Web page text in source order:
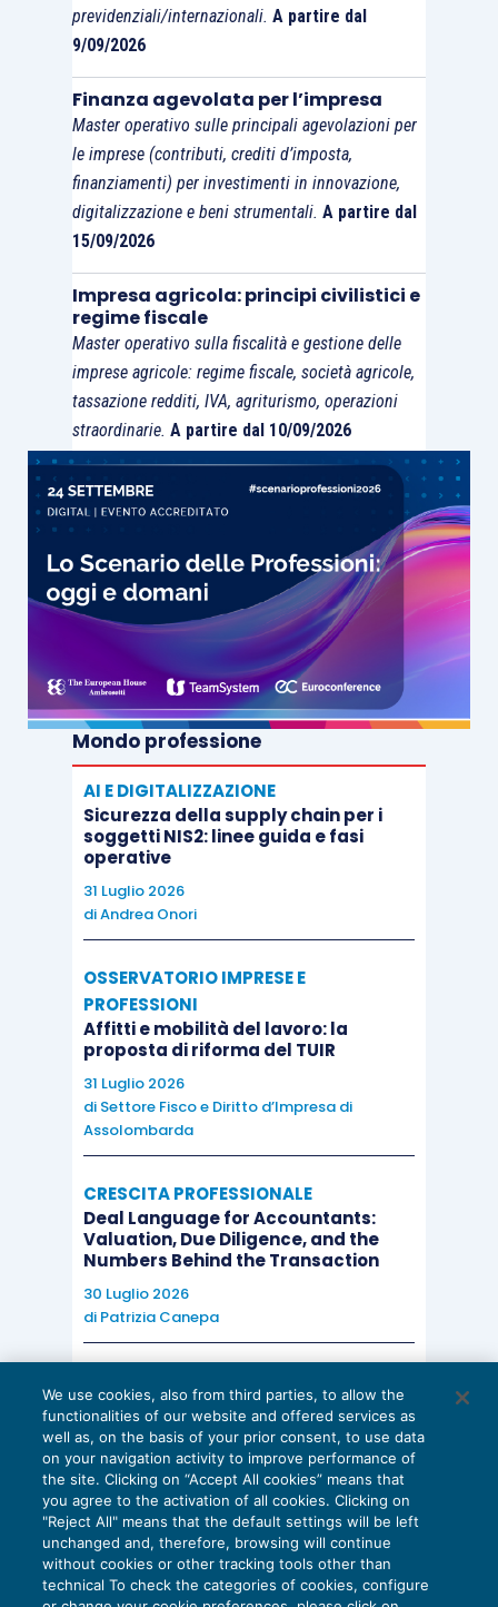
previdenziali/internazionali. A partire dal
9/09/2026
Finanza agevolata per l’impresa
Master operativo sulle principali agevolazioni per
le imprese (contributi, crediti d’imposta,
finanziamenti) per investimenti in innovazione,
digitalizzazione e beni strumentali. A partire dal
15/09/2026
Impresa agricola: principi civilistici e
regime fiscale
Master operativo sulla fiscalità e gestione delle
imprese agricole: regime fiscale, società agricole,
tassazione redditi, IVA, agriturismo, operazioni
straordinarie. A partire dal 10/09/2026
Mondo professione
AI E DIGITALIZZAZIONE
Sicurezza della supply chain per i
soggetti NIS2: linee guida e fasi
operative
31 Luglio 2026
diAndrea Onori
OSSERVATORIO IMPRESE E
PROFESSIONI
Affitti e mobilità del lavoro: la
proposta di riforma del TUIR
31 Luglio 2026
di Settore Fisco e Diritto d’Impresa di
Assolombarda
CRESCITA PROFESSIONALE
Deal Language for Accountants:
Valuation, Due Diligence, and the
Numbers Behind the Transaction
30 Luglio 2026
di Patrizia Canepa
EU AI Act e studi professionali: le
scadenze concrete
27 Luglio 2026
di Diego BarberieStefano Dovier
We use cookies, also from third parties, to allow the
functionalities of our website and offered services as
well as, on the basis of your prior consent, to use data
on your navigation activity to improve performance of
the site. Clicking on “Accept All cookies” means that
you agree to the activation of all cookies. Clicking on
"Reject All" means that the default settings will be left
unchanged and, therefore, browsing will continue
without cookies or other tracking tools other than
technical To check the categories of cookies, configure